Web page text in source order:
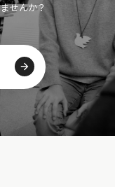
せんか？